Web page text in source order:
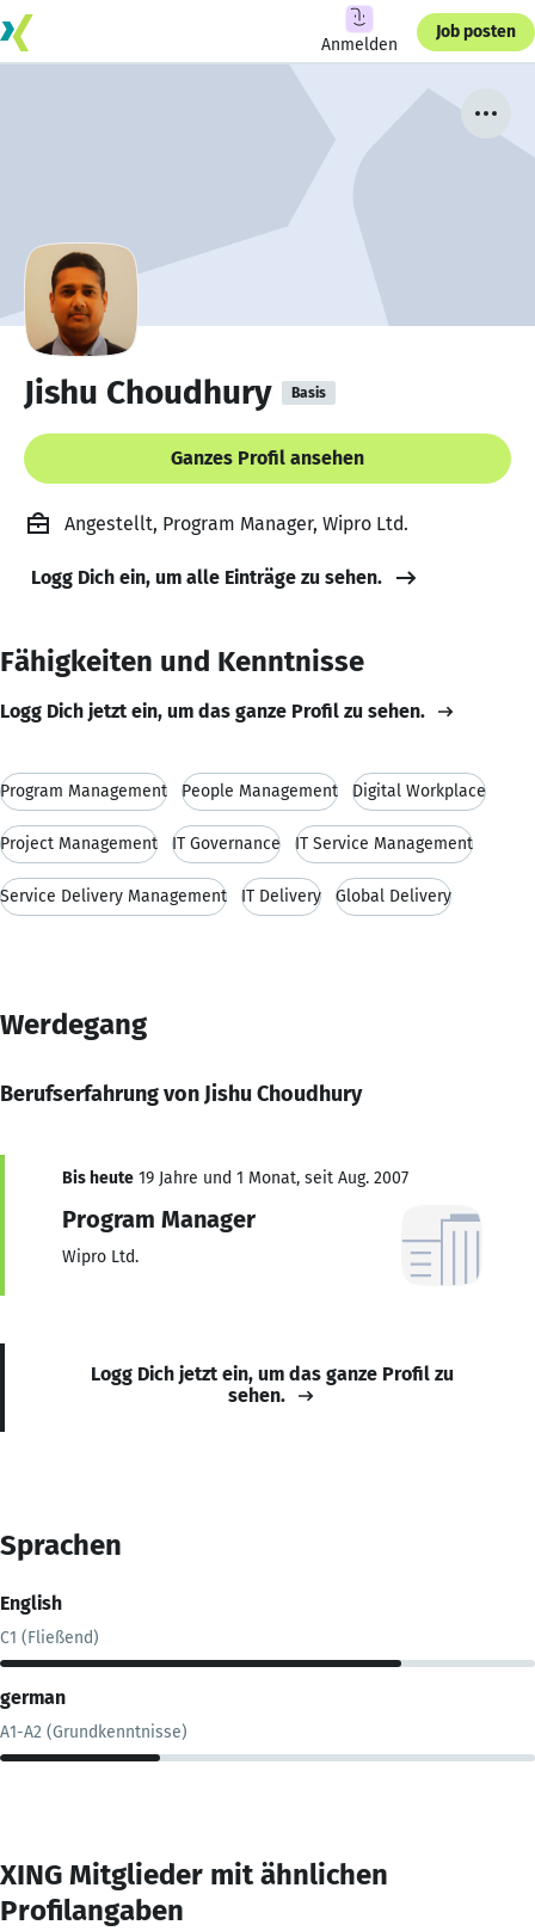
Anmelden
Job posten
Jishu Choudhury Basis
Ganzes Profil ansehen
Angestellt, Program Manager, Wipro Ltd.
Logg Dich ein, um alle Einträge zu sehen.
Fähigkeiten und Kenntnisse
Logg Dich jetzt ein, um das ganze Profil zu sehen.
Program Management People Management Digital Workplace
Project Management IT Governance IT Service Management
Service Delivery Management IT Delivery Global Delivery
Werdegang
Berufserfahrung von Jishu Choudhury
Bis heute 19 Jahre und 1 Monat, seit Aug. 2007
Program Manager
Wipro Ltd.
Logg Dich jetzt ein, um das ganze Profil zu
sehen.
Sprachen
English
C1 (Fließend)
german
A1-A2 (Grundkenntnisse)
XING Mitglieder mit ähnlichen
Profilangaben